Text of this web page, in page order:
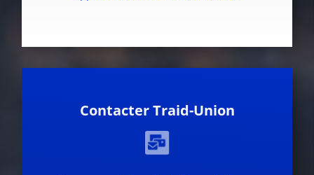
Contacter Traid-Union